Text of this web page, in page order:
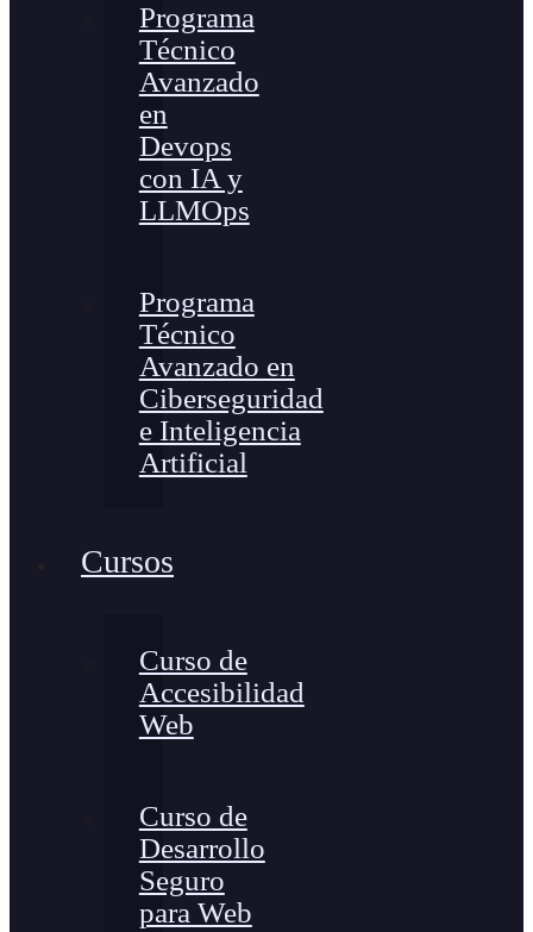
Programa
Técnico
Avanzado
en
Devops
con IA y
LLMOps
Programa
Técnico
Avanzado en
Ciberseguridad
e Inteligencia
Artificial
Cursos
Curso de
Accesibilidad
Web
Curso de
Desarrollo
Seguro
para Web